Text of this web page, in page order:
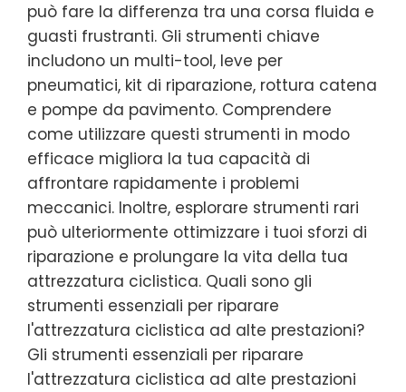
può fare la differenza tra una corsa fluida e
guasti frustranti. Gli strumenti chiave
includono un multi-tool, leve per
pneumatici, kit di riparazione, rottura catena
e pompe da pavimento. Comprendere
come utilizzare questi strumenti in modo
efficace migliora la tua capacità di
affrontare rapidamente i problemi
meccanici. Inoltre, esplorare strumenti rari
può ulteriormente ottimizzare i tuoi sforzi di
riparazione e prolungare la vita della tua
attrezzatura ciclistica. Quali sono gli
strumenti essenziali per riparare
l'attrezzatura ciclistica ad alte prestazioni?
Gli strumenti essenziali per riparare
l'attrezzatura ciclistica ad alte prestazioni